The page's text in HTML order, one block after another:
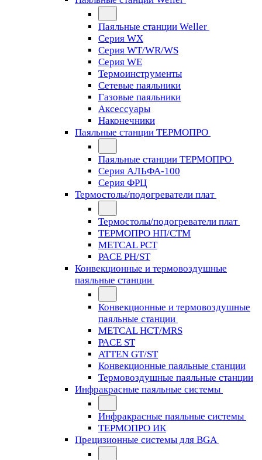
Паяльные станции Weller
Серия WX
Серия WT/WR/WS
Серия WE
Термоинструменты
Сетевые паяльники
Газовые паяльники
Аксессуары
Наконечники
Паяльные станции ТЕРМОПРО
Паяльные станции ТЕРМОПРО
Серия АЛЬФА-100
Серия ФРЦ
Термостолы/подогреватели плат
Термостолы/подогреватели плат
ТЕРМОПРО НП/СТМ
METCAL PCT
PACE PH/ST
Конвекционные и термовоздушные
паяльные станции
Конвекционные и термовоздушные
паяльные станции
METCAL HCT/MRS
PACE ST
ATTEN GT/ST
Конвекционные паяльные станции
Термовоздушные паяльные станции
Инфракрасные паяльные системы
Инфракрасные паяльные системы
ТЕРМОПРО ИК
Прецизионные системы для BGA